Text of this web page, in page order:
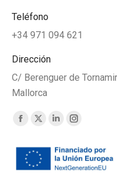
Teléfono
+34 971 094 621
Dirección
C/ Berenguer de
Mallorca
Find us on:
Facebook
opens
in
X
opens
in
Linkedin
opens
in
Instagram
opens
in